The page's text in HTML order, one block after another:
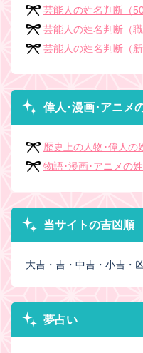
芸能人の姓名判断（50
芸能人の姓名判断（職
芸能人の姓名判断（新
偉人･漫画･アニメ
歴史上の人物･偉人の
物語･漫画･アニメの
当サイトの吉凶順
大吉・吉・中吉・小吉・
夢占い